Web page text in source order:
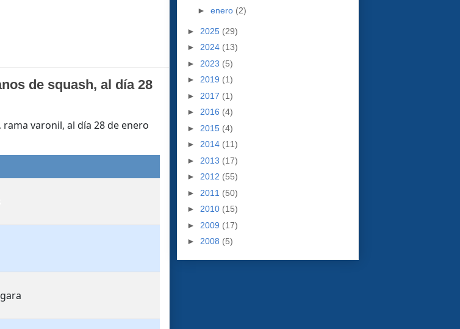
de squash, al día 28
varonil, al día 28 de enero
► enero (2)
► 2025 (29)
► 2024 (13)
► 2023 (5)
► 2019 (1)
► 2017 (1)
► 2016 (4)
► 2015 (4)
► 2014 (11)
► 2013 (17)
► 2012 (55)
► 2011 (50)
► 2010 (15)
► 2009 (17)
► 2008 (5)